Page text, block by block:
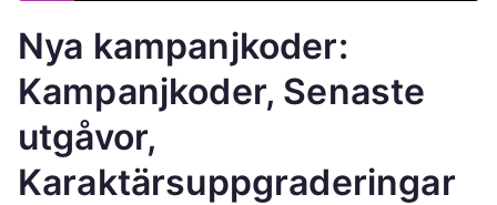
Nya kampanjkoder:
Kampanjkoder, Senaste
utgåvor,
Karaktärsuppgraderingar